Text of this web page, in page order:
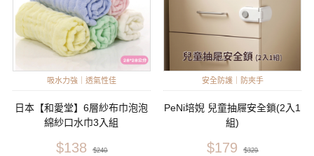
吸水力強｜透氣性佳
日本【和愛堂】6層紗布巾泡泡
綿紗口水巾3入組
$138 $240
安全防護｜防夾手
PeNi培婗 兒童抽屜安全鎖(2入1
組)
$179 $329